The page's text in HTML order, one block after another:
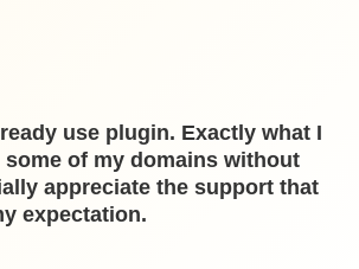
use plugin. Exactly what I
some of my domains without
appreciate the support that
expectation.